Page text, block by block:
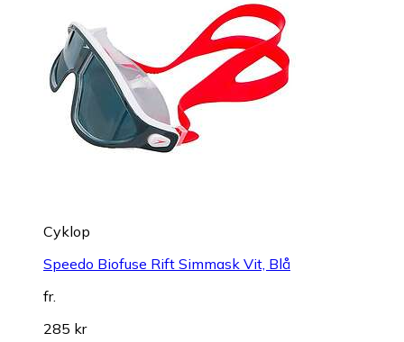
Cyklop
Speedo Biofuse Rift Simmask Vit, Blå
fr.
285 kr